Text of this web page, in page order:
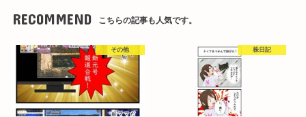
RECOMMEND こちらの記事も人気です。
その他 株日記